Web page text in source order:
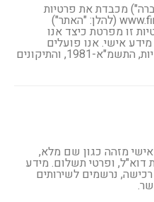
מכבדת את פרטיות
המשתמשים באתר www.finecenter.co.il (להלן: "האתר")
זו מפרטת כיצד אנו
אישי. אנו פועלים
בהתאם להוראות חוק הגנת הפרטיות, התשמ"א-1981, והתיקונים
מזהה כגון שם מלא,
דוא"ל, ופרטי תשלום. מידע
נרשמים לשירותים